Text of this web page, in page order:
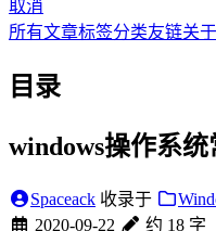
取消
所有文章标签分类友链关于
目录
windows操作系
Spaceack 收录于
2020-09-22
约 18 字